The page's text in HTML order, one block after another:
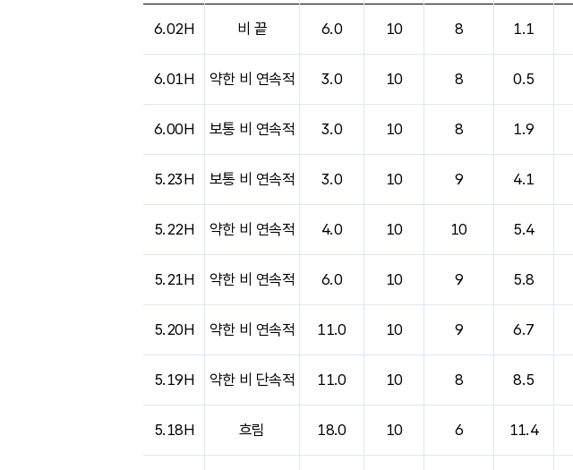
6.02H 비 끝 6.0 10 8 1.1
6.01H 약한 비 연속적 3.0 10 8 0.5
6.00H 보통 비 연속적 3.0 10 8 1.9
5.23H 보통 비 연속적 3.0 10 9 4.1
5.22H 약한 비 연속적 4.0 10 10 5.4
5.21H 약한 비 연속적 6.0 10 9 5.8
5.20H 약한 비 연속적 11.0 10 9 6.7
5.19H 약한 비 단속적 11.0 10 8 8.5
5.18H 흐림 18.0 10 6 11.4